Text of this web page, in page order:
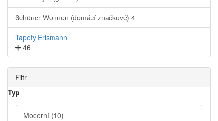
Schöner Wohnen (domácí značkové) 4
Tapety Erismann
46
Filtr
Typ
Moderní (10)